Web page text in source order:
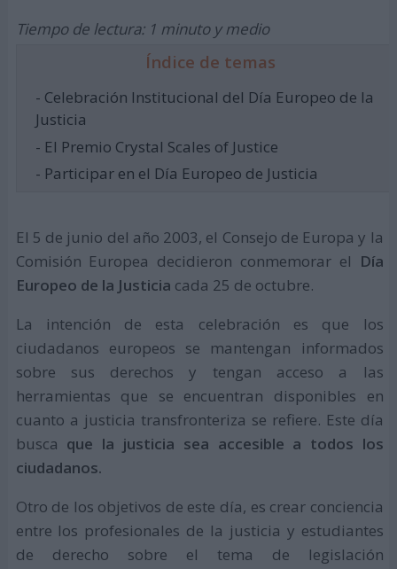
Tiempo de lectura: 1 minuto y medio
Índice de temas
- Celebración Institucional del Día Europeo de la
Justicia
- El Premio Crystal Scales of Justice
- Participar en el Día Europeo de Justicia
El 5 de junio del año 2003, el Consejo de Europa y la
Comisión Europea decidieron conmemorar el Día
Europeo de la Justicia cada 25 de octubre.
La intención de esta celebración es que los
ciudadanos europeos se mantengan informados
sobre sus derechos y tengan acceso a las
herramientas que se encuentran disponibles en
cuanto a justicia transfronteriza se refiere. Este día
busca que la justicia sea accesible a todos los
ciudadanos.
Otro de los objetivos de este día, es crear conciencia
entre los profesionales de la justicia y estudiantes
de derecho sobre el tema de legislación